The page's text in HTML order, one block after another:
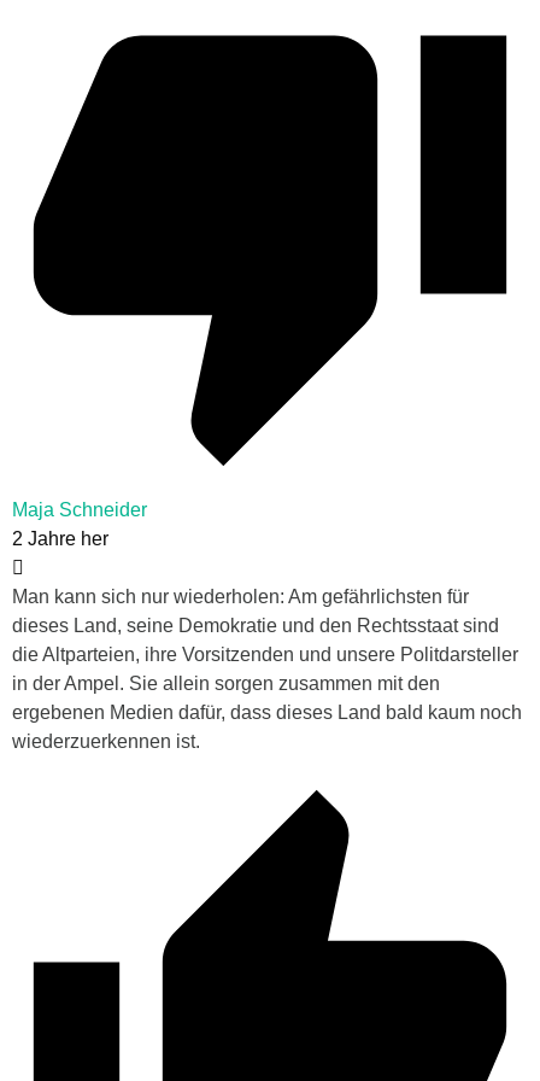
Maja Schneider
2 Jahre her
Man kann sich nur wiederholen: Am gefährlichsten für
dieses Land, seine Demokratie und den Rechtsstaat sind
die Altparteien, ihre Vorsitzenden und unsere Politdarsteller
in der Ampel. Sie allein sorgen zusammen mit den
ergebenen Medien dafür, dass dieses Land bald kaum noch
wiederzuerkennen ist.